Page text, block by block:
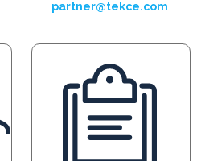
partner@tekce.com